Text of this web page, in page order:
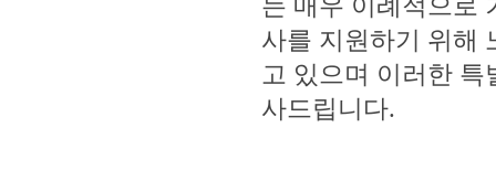
사를 지원하기 위해
고 있으며 이러한
사드립니다.